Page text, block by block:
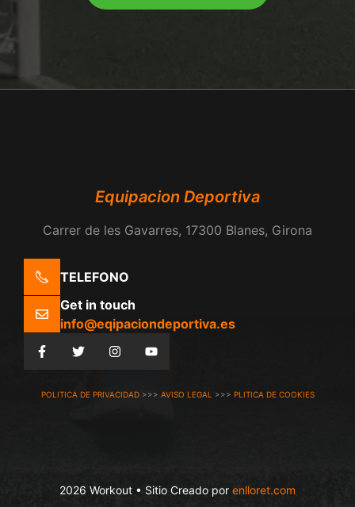
Equipacion Deportiva
Carrer de les Gavarres, 17300 Blanes, Girona
TELEFONO
Get in touch
info@eqipaciondeportiva.es
POLITICA DE PRIVACIDAD>>> AVISO LEGAL >>> PLITICA DE COOKIES
2026 Workout • Sitio Creado por enlloret.com